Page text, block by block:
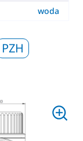
woda
PZH